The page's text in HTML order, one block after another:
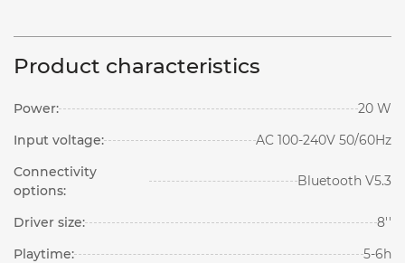
Product characteristics
Power:
20 W
Input voltage:
AC 100-240V 50/60Hz
Connectivity
options:
Bluetooth V5.3
Driver size:
8''
Playtime:
5-6h